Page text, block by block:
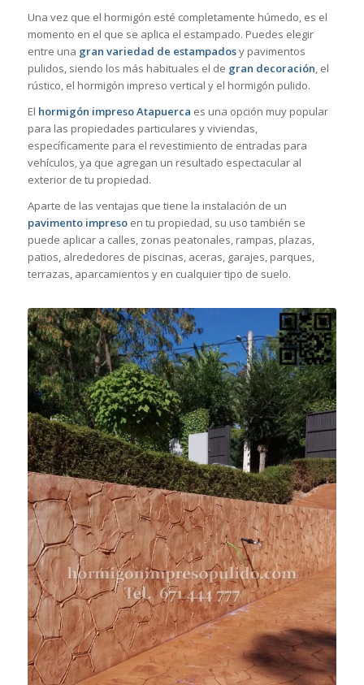
Una vez que el hormigón esté completamente húmedo, es el
momento en el que se aplica el estampado. Puedes elegir
entre una gran variedad de estampadosy pavimentos
pulidos, siendo los más habituales el de gran decoración, el
rústico, el hormigón impreso vertical y el hormigón pulido.
El hormigón impreso Atapuerca es una opción muy popular
para las propiedades particulares y viviendas,
específicamente para el revestimiento de entradas para
vehículos, ya que agregan un resultado espectacular al
exterior de tu propiedad.
Aparte de las ventajas que tiene la instalación de un
pavimento impresoen tu propiedad, su uso también se
puede aplicar a calles, zonas peatonales, rampas, plazas,
patios, alrededores de piscinas, aceras, garajes, parques,
terrazas, aparcamientos y en cualquier tipo de suelo.